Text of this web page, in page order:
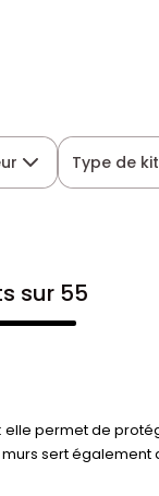
Type de kit
sur 55
permet de
sert également